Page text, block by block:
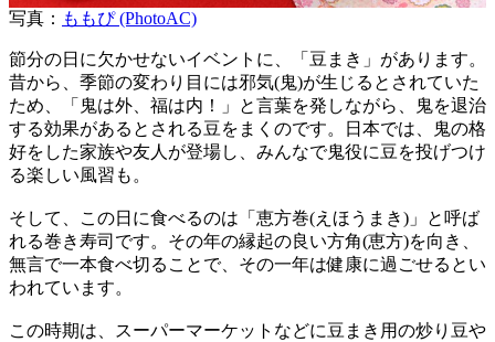
写真： ももぴ (PhotoAC)
節分の日に欠かせないイベントに、「豆まき」があります。
昔から、季節の変わり目には邪気(鬼)が生じるとされていた
ため、「鬼は外、福は内！」と言葉を発しながら、鬼を退治
する効果があるとされる豆をまくのです。日本では、鬼の格
好をした家族や友人が登場し、みんなで鬼役に豆を投げつけ
る楽しい風習も。
そして、この日に食べるのは「恵方巻(えほうまき)」と呼ば
れる巻き寿司です。その年の縁起の良い方角(恵方)を向き、
無言で一本食べ切ることで、その一年は健康に過ごせるとい
われています。
この時期は、スーパーマーケットなどに豆まき用の炒り豆や